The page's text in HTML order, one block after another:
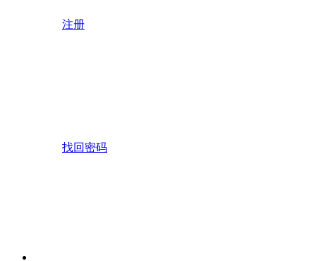
注册
找回密码